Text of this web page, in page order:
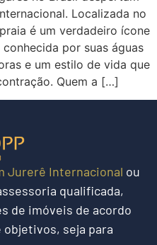
Localizada no
é um verdadeiro ícone
por suas águas
e um estilo de vida que
Quem a […]
Jurerê Internacional ou
qualificada,
de imóveis de acordo
seja para